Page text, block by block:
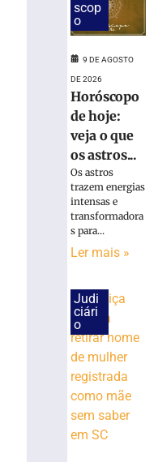
vitória
Campeonato
Catarinense
agosto
mais
Serra
Rastro
será
interditada
neste
sábado
para
corrida
noturna
scop
o
9 DE AGOSTO
DE 2026
Horóscopo
de hoje:
veja o que
os astros...
Os astros
trazem energias
intensas e
transformadora
s para...
Ler mais »
Judi
ciári
o